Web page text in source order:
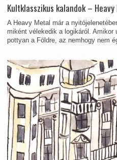
Kultklasszikus kalandok –
A Heavy Metal már a
miként vélekedik a logikáról. Amikor
pottyan a Földre, az nemhogy nem